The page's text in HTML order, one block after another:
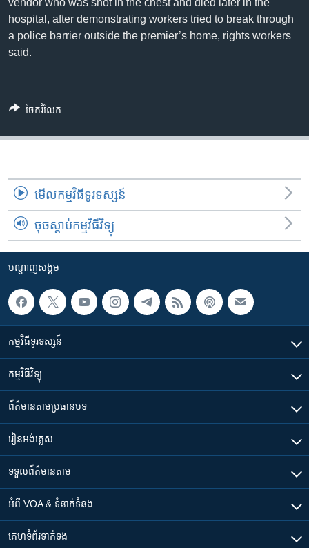
ទៅ​
ភាសា
vendor who was shot in the chest and died later in the
hospital, after demonstrating workers tried to break through
a police barrier outside the premier’s home, rights workers
said.
ចែករំលែក
មើល​កម្មវិធី​ទូរទស្សន៍
ចុចស្តាប់កម្មវិធីវិទ្យុ
បណ្តាញ​សង្គម
កម្មវិធី​ទូរទស្សន៍
កម្មវិធី​វិទ្យុ
ព័ត៌មាន​តាមប្រធានបទ​
រៀន​​អង់គ្លេស
ទទួល​ព័ត៌មាន​តាម
អំពី​ VOA & ទំនាក់ទំនង
គេហទំព័រ​​ទាក់ទង